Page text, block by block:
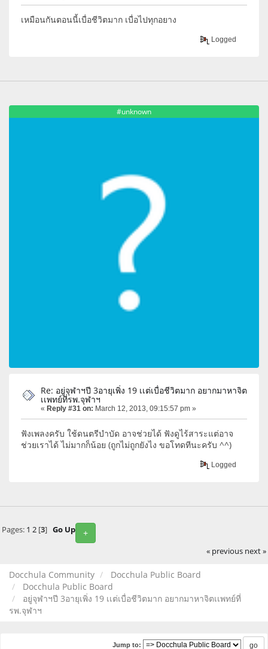
เหมือนกันตอนนี้เบื่อชีวิตมาก เบื่อไปทุกอยาง
Logged
#unknown
Re: อยู่จุฬาฯปี 3อายุเพิ่ง 19 เเต่เบื่อชีวิตมาก อยากมาหาจิต
เเพทย์ที่รพ.จุฬาฯ
« Reply #31 on: March 12, 2013, 09:15:57 pm »
ฟังเพลงครับ ใช้ดนตรีบำบัด อาจช่วยได้ ฟังดูไร้สาระแต่อาจ
ช่วยเราได้ ไม่มากก็น้อย (ถูกไม่ถูกยังไง ขอโทดทีนะครับ ^^)
Logged
+
Pages: 1 2[3] Go Up
« previous next »
Docchula Community
Docchula Public Board
Docchula Public Board
อยู่จุฬาฯปี 3อายุเพิ่ง 19 เเต่เบื่อชีวิตมาก อยากมาหาจิตเเพทย์ที่
รพ.จุฬาฯ
Jump to: